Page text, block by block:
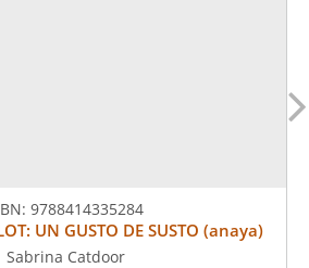
9788414335284
UN GUSTO DE SUSTO (anaya)
Sabrina Catdoor